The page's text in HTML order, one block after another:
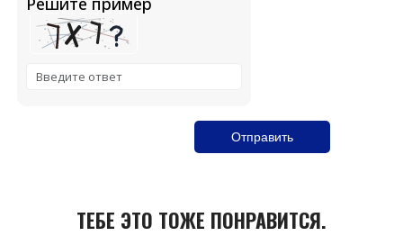
ТЕБЕ ЭТО ТОЖЕ ПОНРАВИТСЯ.